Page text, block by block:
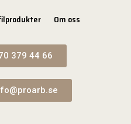
Om oss
379 44 66